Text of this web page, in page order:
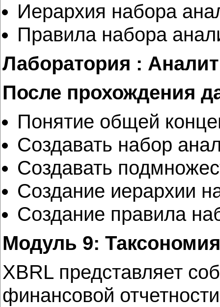
Иерархия набора
Правила набора
Лаборатория :
После прохождения
Понятие общей
Создавать набор
Создавать
Создание иерархии
Создание правила
Модуль 9:
XBRL представляет
финансовой